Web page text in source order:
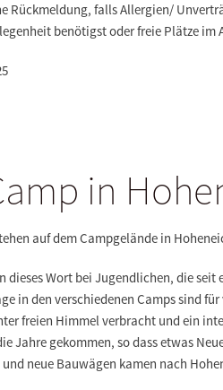
Rückmeldung, falls Allergien/
benötigst oder freie Plätze
in
auf dem Campgelände in
dieses Wort bei Jugendlichen, die
in den verschiedenen Camps sind
freien Himmel verbracht und ein
Jahre gekommen, so dass etwas
neue Bauwägen kamen nach